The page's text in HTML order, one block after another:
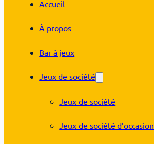
Accueil
À propos
Bar à jeux
Jeux de société
Jeux de société
Jeux de société d’occasion